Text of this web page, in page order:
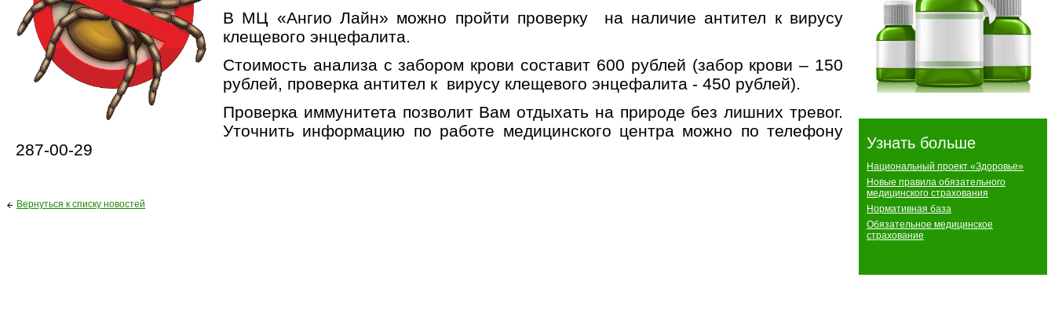
Узнать больше
Национальный проект «Здоровье»
Новые правила обязательного
медицинского страхования
Нормативная база
Обязательное медицинское
страхование
В МЦ «Ангио Лайн» можно пройти проверку на наличие антител к вирусу
клещевого энцефалита.
Стоимость анализа с забором крови составит 600 рублей (забор крови – 150
рублей, проверка антител к вирусу клещевого энцефалита - 450 рублей).
Проверка иммунитета позволит Вам отдыхать на природе без лишних тревог.
Уточнить информацию по работе медицинского центра можно по телефону
287-00-29
Вернуться к списку новостей